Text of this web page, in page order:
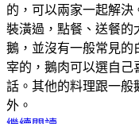
的，可以兩家一起解
裝潢過，點餐、送餐的
鵝，並沒有一般常見的
宰的，鵝肉可以選自己
話。其他的料理跟一般
外。